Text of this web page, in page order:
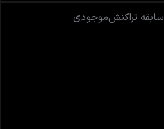
سابقه تراکنشموجودی